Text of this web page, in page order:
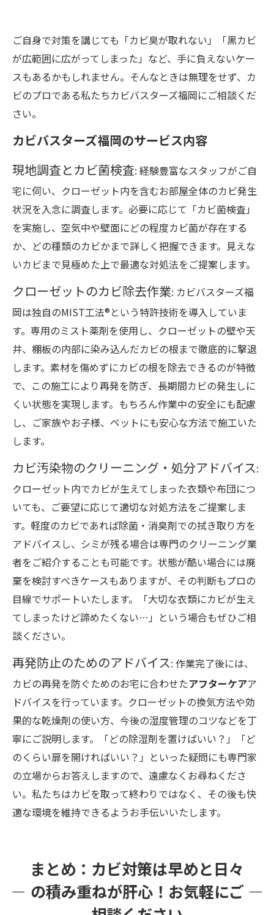
ご自身で対策を講じても「カビ臭が取れない」「黒カビ
が広範囲に広がってしまった」など、手に負えないケー
スもあるかもしれません。そんなときは無理をせず、カ
ビのプロである私たちカビバスターズ福岡にご相談くだ
さい。
カビバスターズ福岡のサービス内容
現地調査とカビ菌検査: 経験豊富なスタッフがご自
宅に伺い、クローゼット内を含むお部屋全体のカビ発生
状況を入念に調査します。必要に応じて「カビ菌検査」
を実施し、空気中や壁面にどの程度カビ菌が存在する
か、どの種類のカビかまで詳しく把握できます。見えな
いカビまで見極めた上で最適な対処法をご提案します。
クローゼットのカビ除去作業: カビバスターズ福
岡は独自のMIST工法®という特許技術を導入していま
す。専用のミスト薬剤を使用し、クローゼットの壁や天
井、棚板の内部に染み込んだカビの根まで徹底的に撃退
します。素材を傷めずにカビの根を除去できるのが特徴
で、この施工により再発を防ぎ、長期間カビの発生しに
くい状態を実現します。もちろん作業中の安全にも配慮
し、ご家族やお子様、ペットにも安心な方法で施工いた
します。
カビ汚染物のクリーニング・処分アドバイス:
クローゼット内でカビが生えてしまった衣類や布団につ
いても、ご要望に応じて適切な対処方法をご提案しま
す。軽度のカビであれば除菌・消臭剤での拭き取り方を
アドバイスし、シミが残る場合は専門のクリーニング業
者をご紹介することも可能です。状態が酷い場合には廃
棄を検討すべきケースもありますが、その判断もプロの
目線でサポートいたします。「大切な衣類にカビが生え
てしまったけど諦めたくない…」という場合もぜひご相
談ください。
再発防止のためのアドバイス: 作業完了後には、
カビの再発を防ぐためのお宅に合わせたアフターケアア
ドバイスを行っています。クローゼットの換気方法や効
果的な乾燥剤の使い方、今後の湿度管理のコツなどを丁
寧にご説明します。「どの除湿剤を置けばいい？」「ど
のくらい扉を開ければいい？」といった疑問にも専門家
の立場からお答えしますので、遠慮なくお尋ねくださ
い。私たちはカビを取って終わりではなく、その後も快
適な環境を維持できるようお手伝いいたします。
まとめ：カビ対策は早めと日々
の積み重ねが肝心！お気軽にご